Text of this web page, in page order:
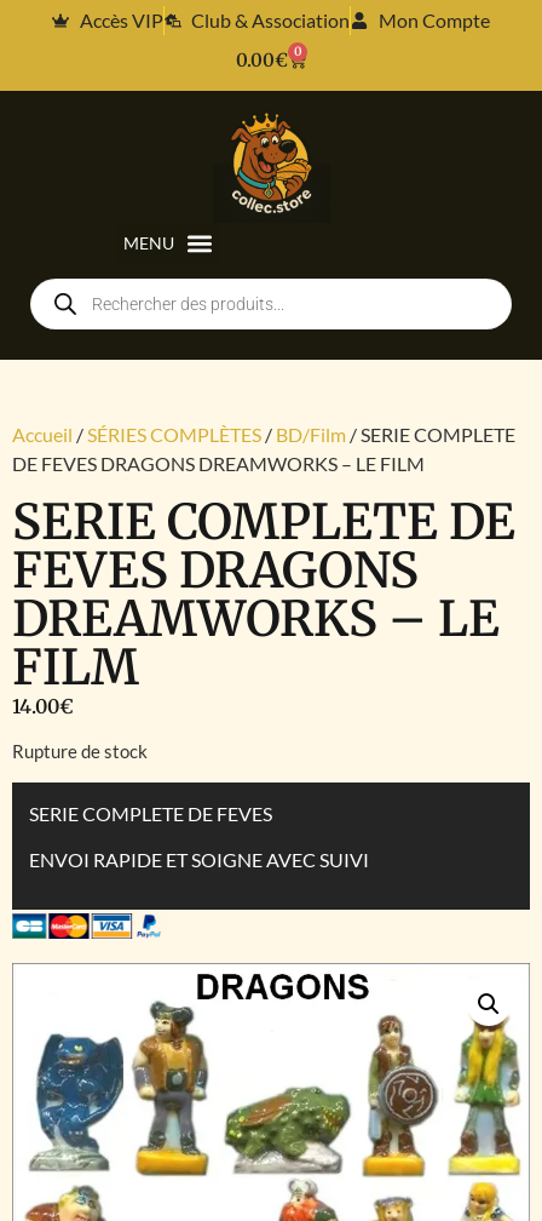
Accès VIP Club & Association
Mon Compte
0.00€ 0
Accueil /SÉRIES COMPLÈTES / BD/Film / SERIE COMPLETE
DE FEVES DRAGONS DREAMWORKS – LE FILM
SERIE COMPLETE DE
FEVES DRAGONS
DREAMWORKS – LE
FILM
14.00€
Rupture de stock
SERIE COMPLETE DE FEVES
ENVOI RAPIDE ET SOIGNE AVEC SUIVI